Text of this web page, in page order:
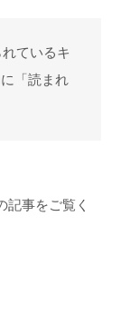
ているキ
「読まれ
記事をご覧く